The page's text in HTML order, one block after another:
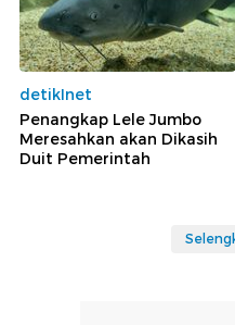
detikInet
Penangkap Lele Jumbo
Meresahkan akan Dikasih
Duit Pemerintah